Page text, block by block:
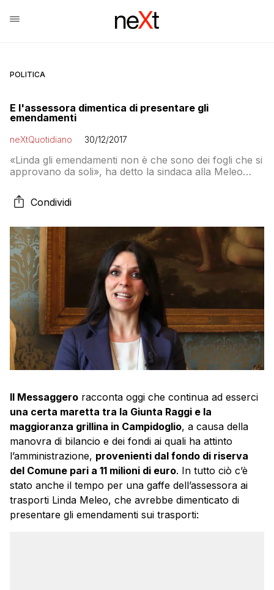
POLITICA
E l'assessora dimentica di presentare gli
emendamenti
neXtQuotidiano 30/12/2017
«Linda gli emendamenti non è che sono dei fogli che si
approvano da soli», ha detto la sindaca alla Meleo
Condividi
Il Messaggero racconta oggi che continua ad esserci
una certa maretta tra la Giunta Raggi e la
maggioranza grillina in Campidoglio, a causa della
manovra di bilancio e dei fondi ai quali ha attinto
l’amministrazione, provenienti dal fondo di riserva
del Comune pari a 11 milioni di euro. In tutto ciò c’è
stato anche il tempo per una gaffe dell’assessora ai
trasporti Linda Meleo, che avrebbe dimenticato di
presentare gli emendamenti sui trasporti: